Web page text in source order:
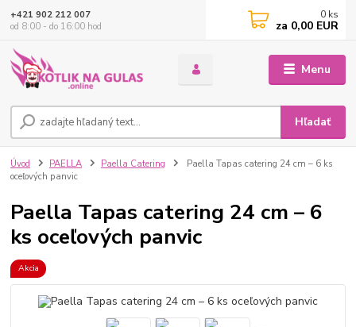
Menu
Hľadať
+421 902 212 007
od 8:00 - do 16:00 hod
0 ks
za 0,00 EUR
Úvod PAELLA Paella Catering
Paella Tapas catering 24 cm – 6 ks
oceľových panvic
Paella Tapas catering 24 cm – 6
ks oceľových panvic
Akcia